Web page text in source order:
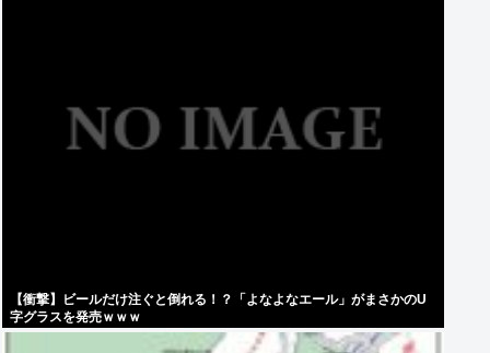
【衝撃】ビールだけ注ぐと倒れる！？「よなよなエール」がまさかのU
字グラスを発売ｗｗｗ